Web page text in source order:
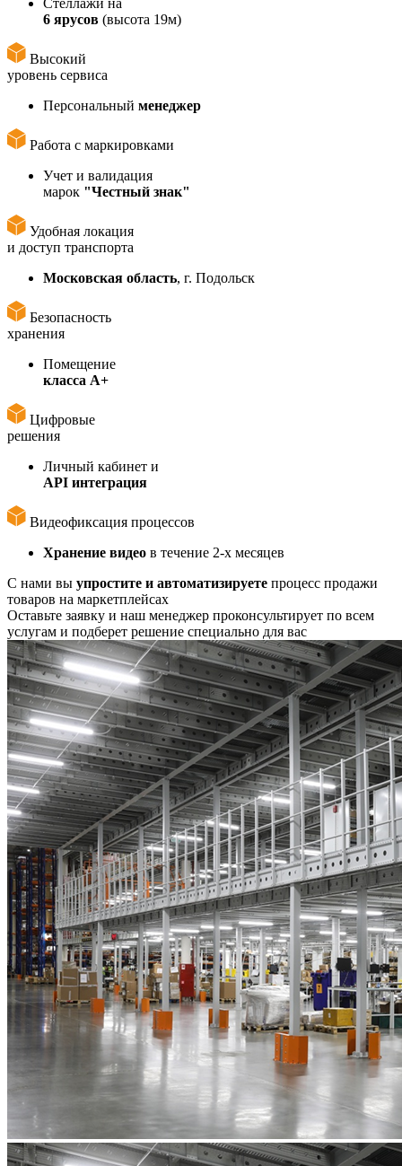
6 ярусов (высота 19м)
Высокий
уровень сервиса
Персональный менеджер
Работа с маркировками
Учет и валидация
марок "Честный знак"
Удобная локация
и доступ транспорта
Московская область, г. Подольск
Безопасность
хранения
Помещение
класса А+
Цифровые
решения
Личный кабинет и
API интеграция
Видеофиксация процессов
Хранение видео в течение 2-х месяцев
С нами вы упростите и автоматизируете процесс продажи
товаров на маркетплейсах
Оставьте заявку и наш менеджер проконсультирует по всем
услугам и подберет решение специально для вас